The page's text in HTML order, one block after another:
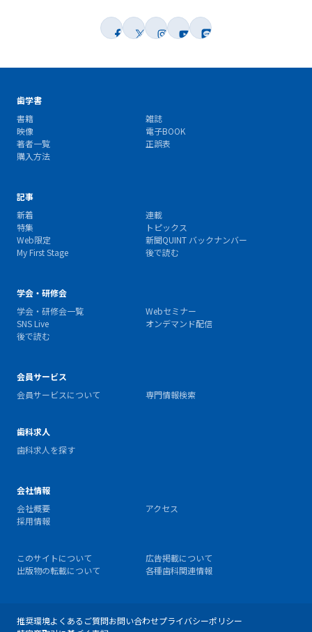
歯学書
書籍
雑誌
映像
電子BOOK
著者一覧
正誤表
購入方法
記事
新着
連載
特集
トピックス
Web限定
新聞QUINT バックナンバー
My First Stage
後で読む
学会・研修会
学会・研修会一覧
Webセミナー
SNS Live
オンデマンド配信
後で読む
会員サービス
会員サービスについて
専門情報検索
歯科求人
歯科求人を探す
会社情報
会社概要
アクセス
採用情報
このサイトについて
広告掲載について
出版物の転載について
各種歯科関連情報
推奨環境よくあるご質問お問い合わせプライバシーポリシー